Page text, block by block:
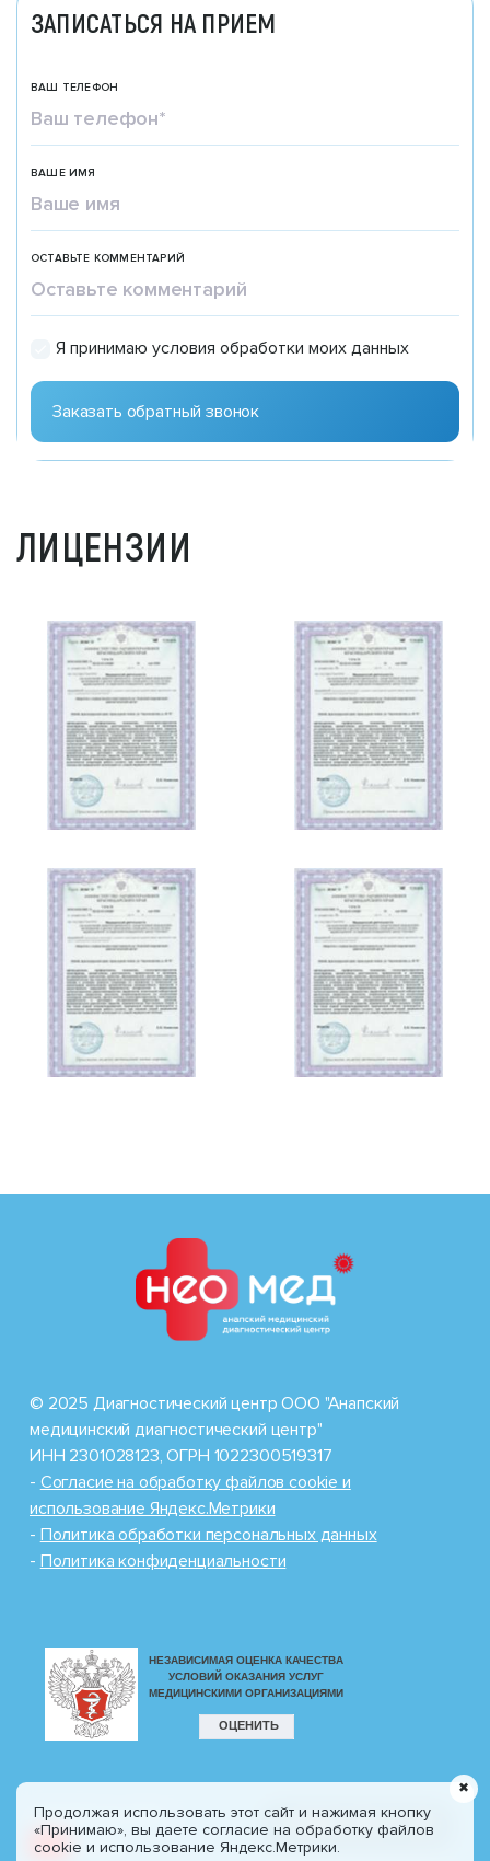
ЗАПИСАТЬСЯ НА ПРИЕМ
ВАШ ТЕЛЕФОН
ВАШЕ ИМЯ
ОСТАВЬТЕ КОММЕНТАРИЙ
Я принимаю условия обработки моих данных
ЛИЦЕНЗИИ
© 2025 Диагностический центр ООО "Анапский
медицинский диагностический центр"
ИНН 2301028123, ОГРН 1022300519317
- Cогласие на обработку файлов cookie и
использование Яндекс.Метрики
- Политика обработки персональных данных
- Политика конфиденциальности
Разработка сайта
CIT Profi.ru
8 (800) 100-77-30
Продолжая использовать этот сайт и нажимая кнопку
«Принимаю», вы даете согласие на обработку файлов
cookie и использование Яндекс.Метрики.
✖